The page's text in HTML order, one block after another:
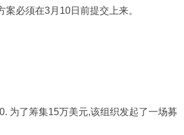
案必须在3月10日前提交上来。
为了筹集15万美元,该组织发起了一场募